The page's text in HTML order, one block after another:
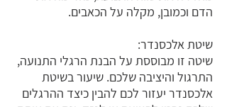
הדם וכמובן, מקלה על הכאבים.
שיטת אלכסנדר:
שיטה זו מבוססת על הבנת הרגלי התנועה,
התרגול והיציבה שלכם. שיעור בשיטת
אלכסנדר יעזור לכם להבין כיצד ההרגלים